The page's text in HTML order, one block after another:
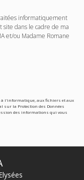
informatiquement
site dans le cadre de ma
et/ou Madame Romane
à l'informatique, aux fichiers et aux
sur la Protection des Données
des informations qui vous